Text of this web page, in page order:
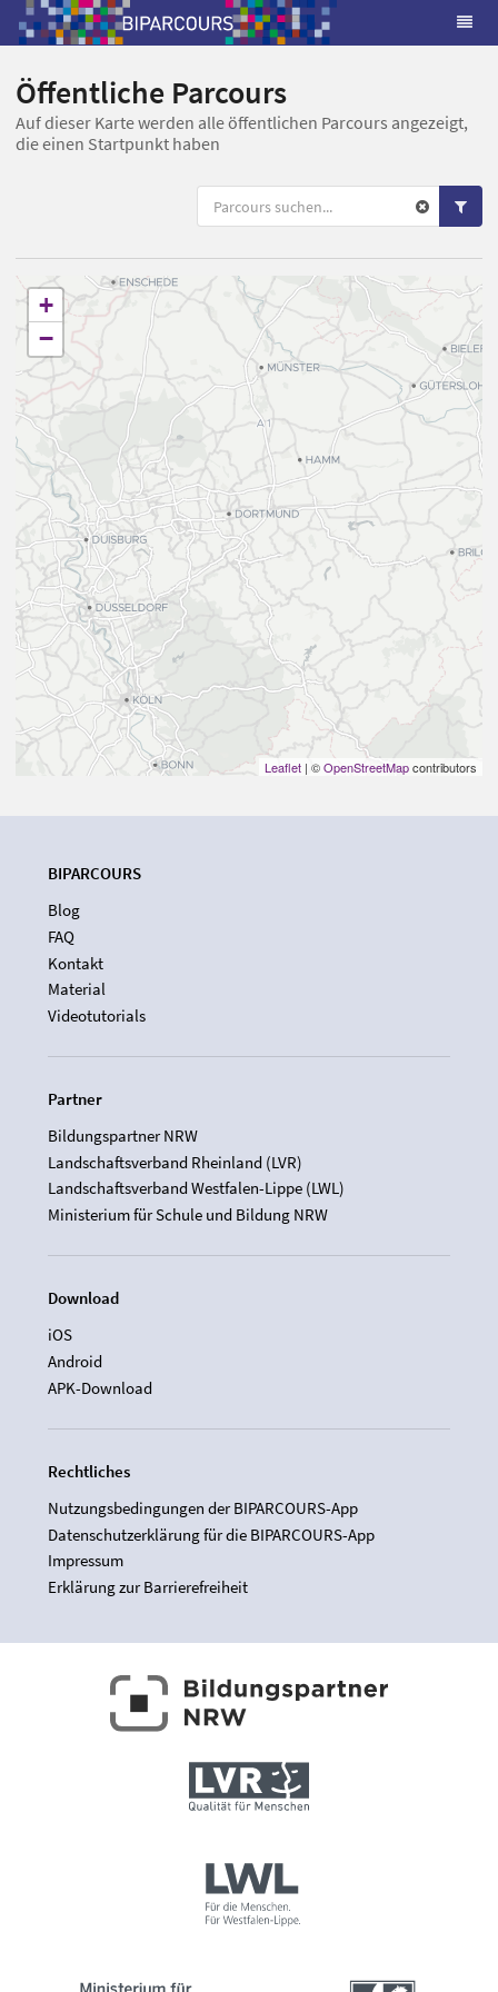
Öffentliche Parcours
Auf dieser Karte werden alle öffentlichen Parcours angezeigt,
die einen Startpunkt haben
+
−
Leaflet | ©OpenStreetMapcontributors
BIPARCOURS
Blog
FAQ
Kontakt
Material
Videotutorials
Partner
Bildungspartner NRW
Landschaftsverband Rheinland (LVR)
Landschaftsverband Westfalen-Lippe (LWL)
Ministerium für Schule und Bildung NRW
Download
iOS
Android
APK-Download
Rechtliches
Nutzungsbedingungen der BIPARCOURS-App
Datenschutzerklärung für die BIPARCOURS-App
Impressum
Erklärung zur Barrierefreiheit